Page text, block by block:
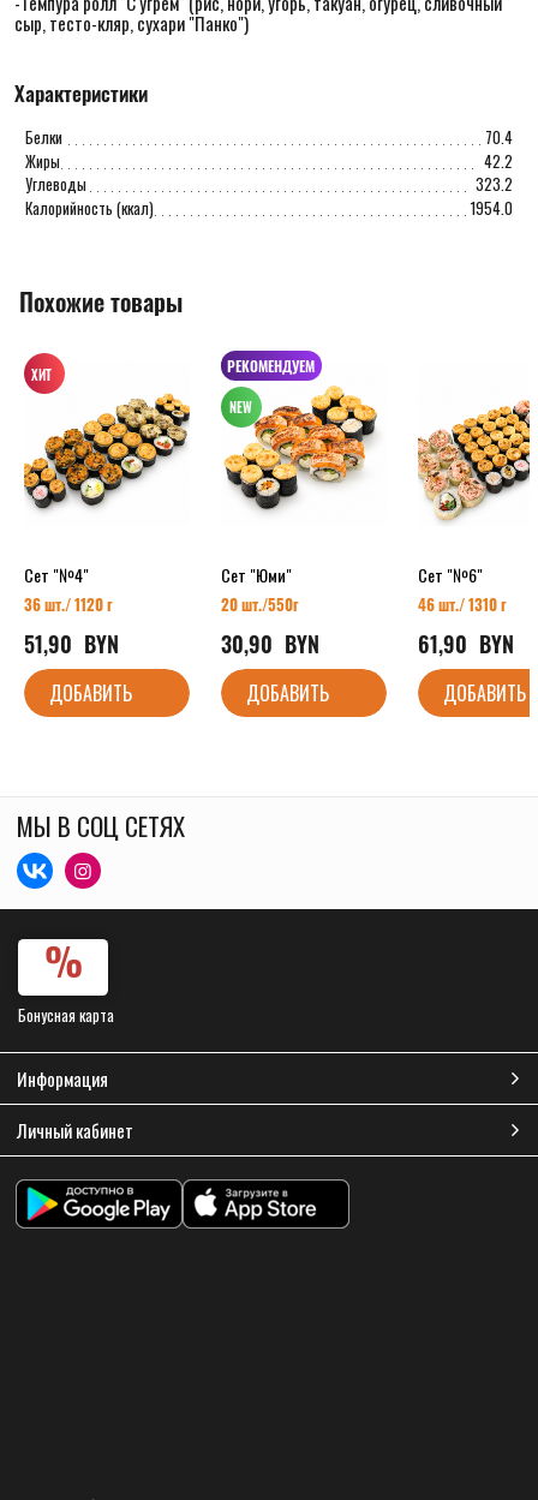
сыр, тесто-кляр, сухари "Панко")
Характеристики
Белки
70.4
Жиры
42.2
Углеводы
323.2
Калорийность (ккал)
1954.0
Похожие товары
Сет "№4"
36 шт./ 1120 г
51,90
  BYN
ДОБАВИТЬ
РЕКОМЕНДУЕМ
Сет "Юми"
20 шт./550г
30,90
  BYN
ДОБАВИТЬ
Сет "№6"
46 шт./ 1310 г
61,90
  BYN
ДОБАВИТЬ
МЫ В СОЦ СЕТЯХ
Бонусная карта
Информация
Личный кабинет